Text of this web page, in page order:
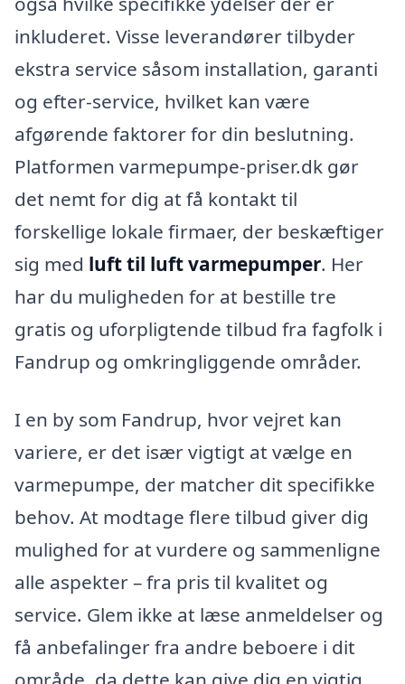
inkluderet. Visse leverandører tilbyder
ekstra service såsom installation, garanti
og efter-service, hvilket kan være
afgørende faktorer for din beslutning.
Platformen varmepumpe-priser.dk gør
det nemt for dig at få kontakt til
forskellige lokale firmaer, der beskæftiger
sig med luft til luft varmepumper. Her
har du muligheden for at bestille tre
gratis og uforpligtende tilbud fra fagfolk i
Fandrup og omkringliggende områder.
I en by som Fandrup, hvor vejret kan
variere, er det især vigtigt at vælge en
varmepumpe, der matcher dit specifikke
behov. At modtage flere tilbud giver dig
mulighed for at vurdere og sammenligne
alle aspekter – fra pris til kvalitet og
service. Glem ikke at læse anmeldelser og
få anbefalinger fra andre beboere i dit